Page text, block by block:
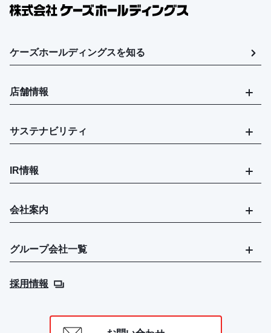
ケーズホールディングスを知る
店舗情報
サステナビリティ
IR情報
会社案内
グループ会社一覧
採用情報